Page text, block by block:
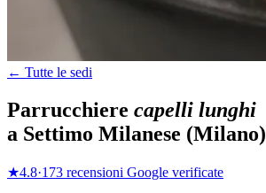
← Tutte le sedi
Parrucchiere capelli lunghi
a Settimo Milanese (Milano)
★4.8·173 recensioni Google verificate